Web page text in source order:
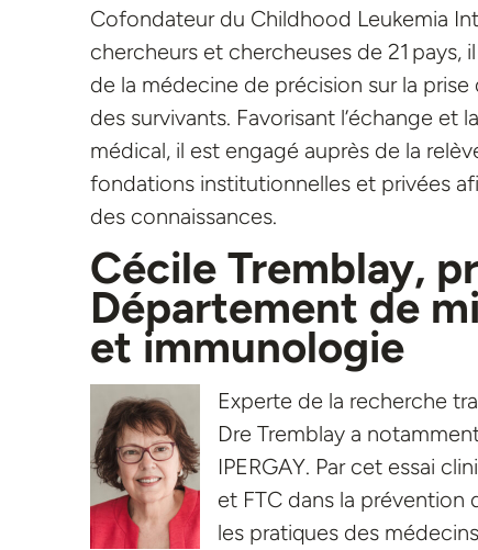
Cofondateur du Childhood Leukemia
chercheurs et chercheuses de 21 pays,
de la médecine de précision sur la
des survivants. Favorisant l’échange
médical, il est engagé auprès de la
fondations institutionnelles et privées
des connaissances.
Cécile Tremblay,
Département de
et immunologie
Experte de la recherche
Dre Tremblay a
IPERGAY. Par cet essai
et FTC dans la prévention
les pratiques des